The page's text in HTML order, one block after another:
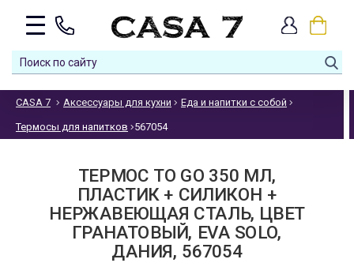
CASA 7 Аксессуары для кухни Еда и напитки с собой
Термосы для напитков 567054
ТЕРМОС TO GO 350 МЛ,
ПЛАСТИК + СИЛИКОН +
НЕРЖАВЕЮЩАЯ СТАЛЬ, ЦВЕТ
ГРАНАТОВЫЙ, EVA SOLO,
ДАНИЯ, 567054